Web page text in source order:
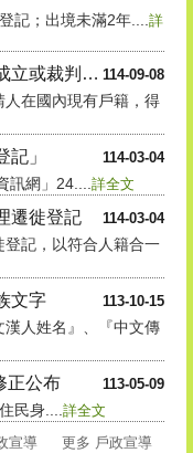
記；出境未滿2年....詳
114-09-08
內政部公告「經法院調解、和解成立或裁判確定之收養撤銷登記」自....
在國內現有戶籍，得
114-03-04
」
訊網」24....詳全文
114-03-04
遷徙登記
記，以符合人籍合一
113-10-15
文字
人姓名』、『中文傳
113-05-09
正公布
民身....詳全文
宣導
更多 戶政宣導